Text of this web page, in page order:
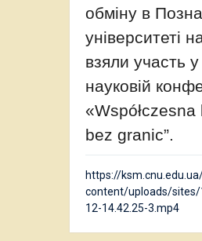
обміну в
університеті
взяли участь у
науковій
bez granic”.
https://
content/uploads/
12-14.42.25-3.mp4